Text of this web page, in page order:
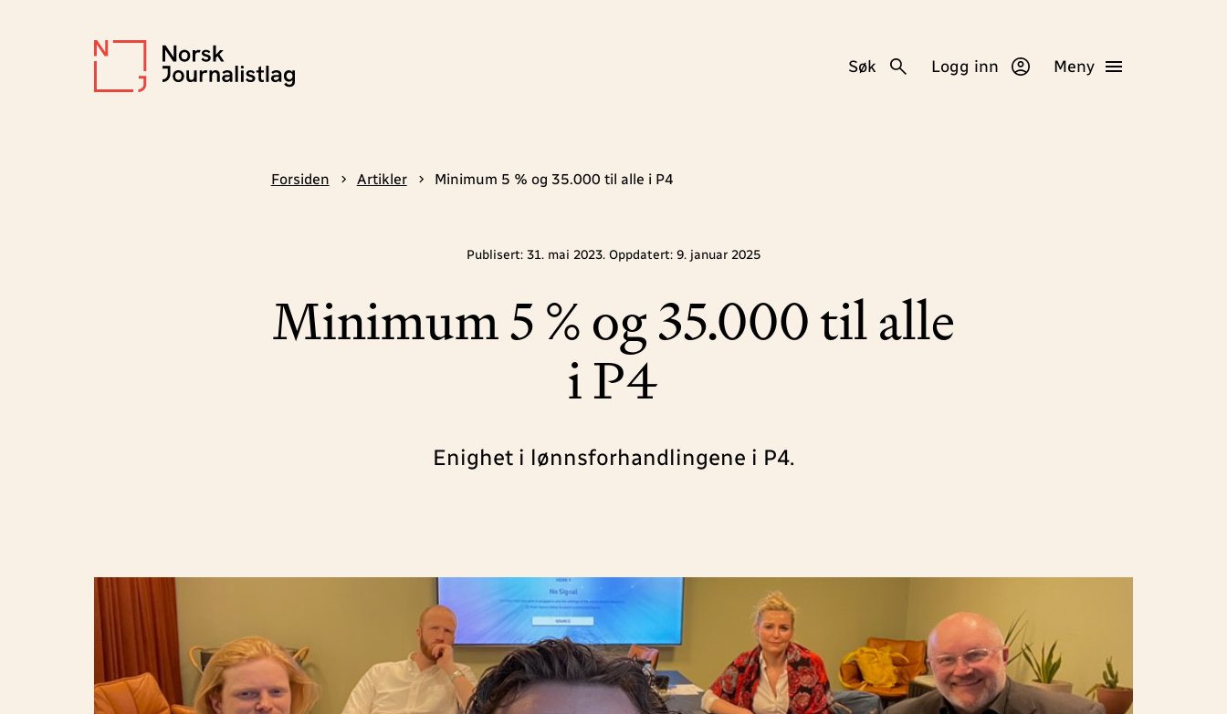
Søk Logg inn Meny
Forsiden Artikler Minimum 5 % og 35.000 til alle i P4
Publisert: 31. mai 2023. Oppdatert: 9. januar 2025
Minimum 5 % og 35.000 til alle
i P4
Enighet i lønnsforhandlingene i P4.